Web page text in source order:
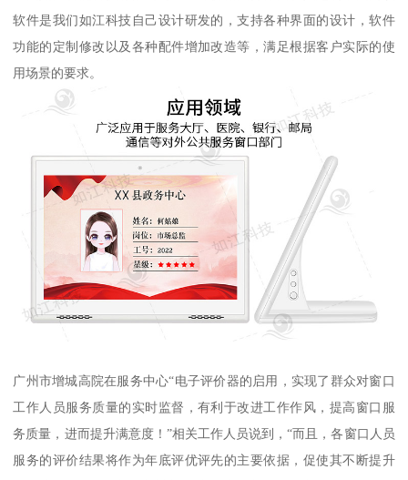
软件是我们如江科技自己设计研发的，支持各种界面的设计，软件
功能的定制修改以及各种配件增加改造等，满足根据客户实际的使
用场景的要求。
广州市增城高院在服务中心“电子评价器的启用，实现了群众对窗口
工作人员服务质量的实时监督，有利于改进工作作风，提高窗口服
务质量，进而提升满意度！”相关工作人员说到，“而且，各窗口人员
服务的评价结果将作为年底评优评先的主要依据，促使其不断提升